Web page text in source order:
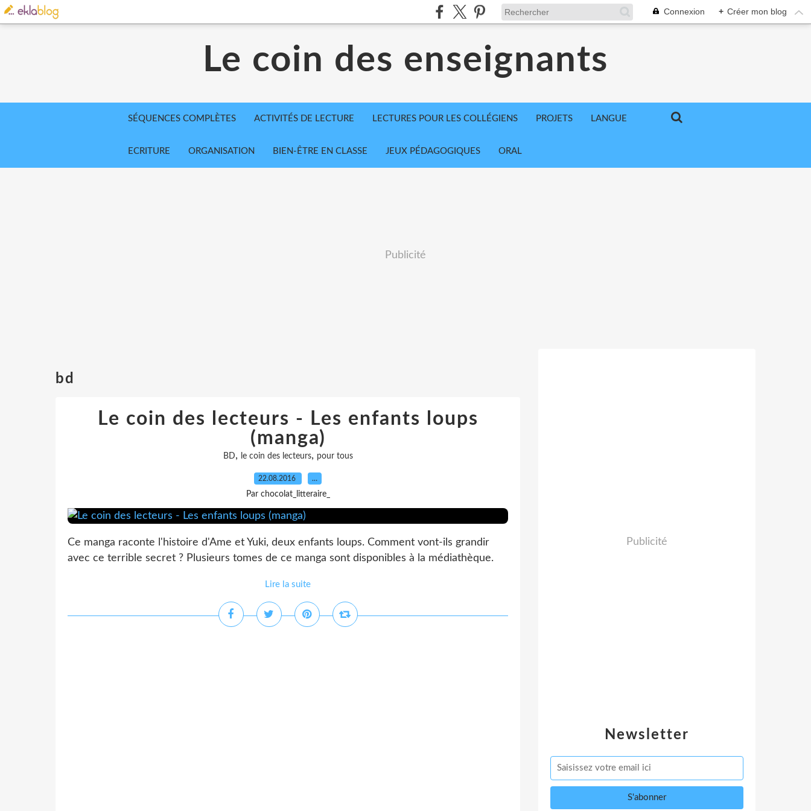
Connexion + Créer mon blog
Le coin des enseignants
SÉQUENCES COMPLÈTES ACTIVITÉS DE LECTURE LECTURES POUR LES COLLÉGIENS PROJETS LANGUE
ECRITURE ORGANISATION BIEN-ÊTRE EN CLASSE JEUX PÉDAGOGIQUES ORAL
Publicité
bd
Le coin des lecteurs - Les enfants loups
(manga)
BD, le coin des lecteurs, pour tous
22.08.2016 …
Par chocolat_litteraire_
Ce manga raconte l'histoire d'Ame et Yuki, deux enfants loups. Comment vont-ils grandir
avec ce terrible secret ? Plusieurs tomes de ce manga sont disponibles à la médiathèque.
Lire la suite
Newsletter
Publicité